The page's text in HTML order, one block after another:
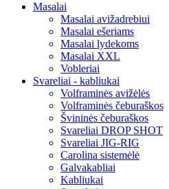
Masalai
Masalai avižadrebiui
Masalai ešeriams
Masalai lydekoms
Masalai XXL
Vobleriai
Svareliai - kabliukai
Volframinės avižėlės
Volframinės čeburaškos
Švininės čeburaškos
Svareliai DROP SHOT
Svareliai JIG-RIG
Carolina sistemėlė
Galvakabliai
Kabliukai